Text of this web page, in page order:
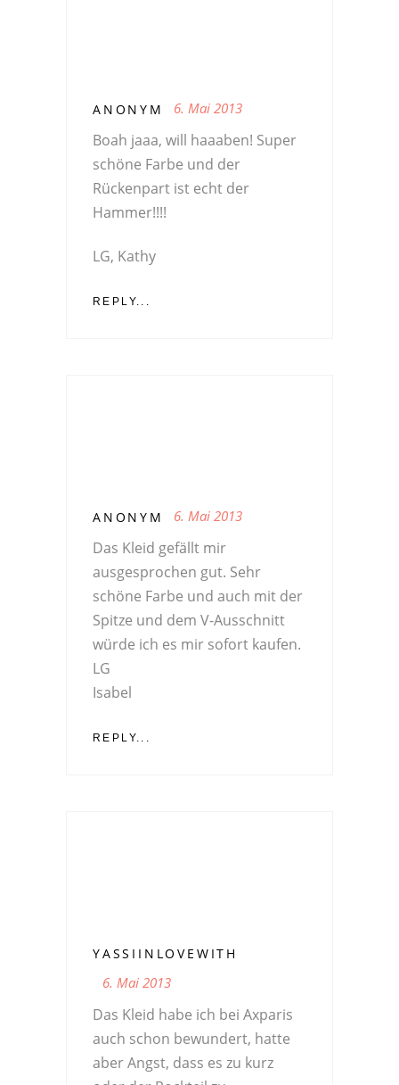
ANONYM 6. Mai 2013
Boah jaaa, will haaaben! Super
schöne Farbe und der
Rückenpart ist echt der
Hammer!!!!
LG, Kathy
REPLY...
ANONYM 6. Mai 2013
Das Kleid gefällt mir
ausgesprochen gut. Sehr
schöne Farbe und auch mit der
Spitze und dem V-Ausschnitt
würde ich es mir sofort kaufen.
LG
Isabel
REPLY...
YASSIINLOVEWITH
6. Mai 2013
Das Kleid habe ich bei Axparis
auch schon bewundert, hatte
aber Angst, dass es zu kurz